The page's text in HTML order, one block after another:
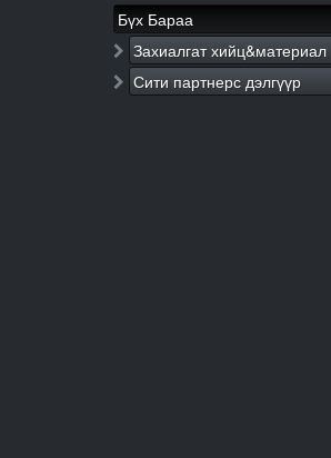
Бүх Бараа
Захиалгат хийц&материал
Сити партнерс дэлгүүр